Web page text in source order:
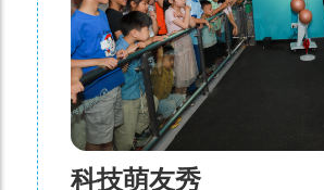
科技萌友秀